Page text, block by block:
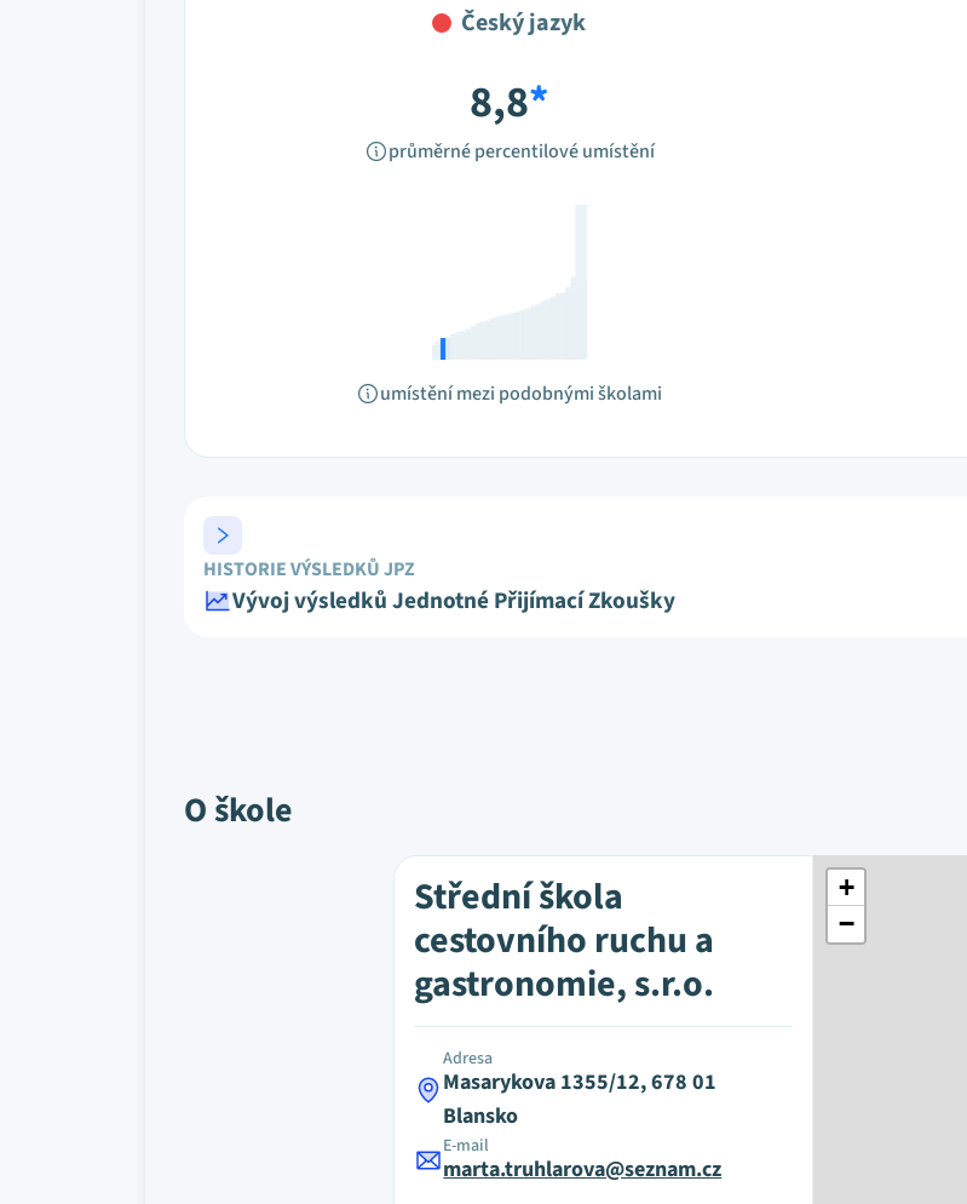
Český jazyk
8,8*
průměrné percentilové umístění
umístění mezi podobnými školami
HISTORIE VÝSLEDKŮ JPZ
Vývoj výsledků Jednotné Přijímací Zkoušky
O škole
Střední škola
cestovního ruchu a
gastronomie, s.r.o.
Adresa
Masarykova 1355/12, 678 01
Blansko
E-mail
marta.truhlarova@seznam.cz
+
−